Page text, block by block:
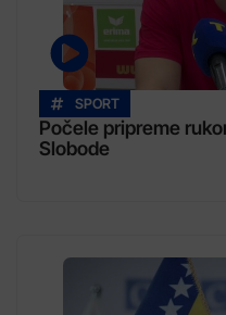
SPORT
Počele pripreme
Slobode